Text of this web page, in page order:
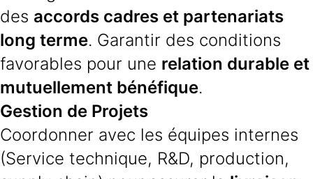
des accords cadres et partenariats
long terme. Garantir des conditions
favorables pour une relation durable et
mutuellement bénéfique.
Gestion de Projets
Coordonner avec les équipes internes
(Service technique, R&D, production,